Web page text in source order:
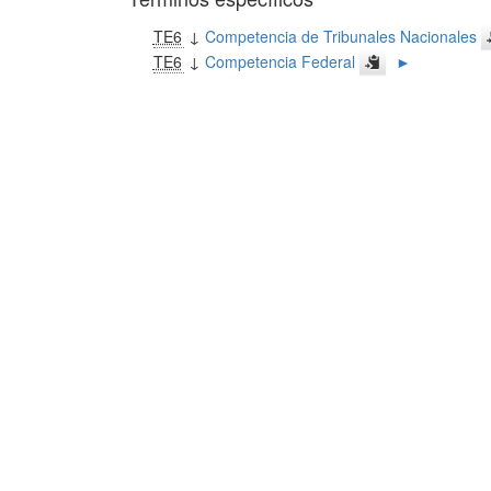
TE6 ↓ Competencia de Tribunales Nacionales
TE6 ↓ Competencia Federal ►